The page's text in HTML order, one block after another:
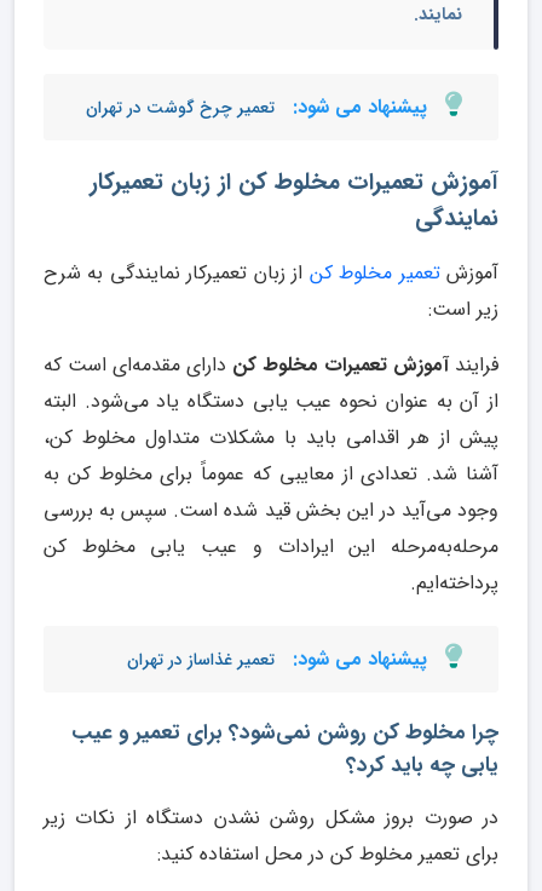
نمایند.
پیشنهاد می شود: تعمیر چرخ گوشت در تهران
آموزش تعمیرات مخلوط کن از زبان تعمیرکار
نمایندگی
آموزشتعمیر مخلوط کن از زبان تعمیرکار نمایندگی به شرح
زیر است:
فرایندآموزش تعمیرات مخلوط کن دارای مقدمه‌ای است که
از آن به عنوان نحوه عیب یابی دستگاه یاد می‌شود. البته
پیش از هر اقدامی باید با مشکلات متداول مخلوط کن،
آشنا شد. تعدادی از معایبی که عموماً برای مخلوط کن به
وجود می‌آید در این بخش قید شده است. سپس به بررسی
مرحله‌به‌مرحله این ایرادات و عیب یابی مخلوط کن
پرداخته‌ایم.
پیشنهاد می شود: تعمیر غذاساز در تهران
چرا مخلوط کن روشن نمی‌شود؟ برای تعمیر و عیب
یابی چه باید کرد؟
در صورت بروز مشکل روشن نشدن دستگاه از نکات زیر
برای تعمیر مخلوط کن در محل استفاده کنید: